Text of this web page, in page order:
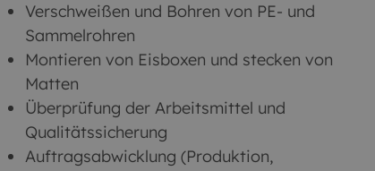
Verschweißen und Bohren von PE- und
Sammelrohren
Montieren von Eisboxen und stecken von
Matten
Überprüfung der Arbeitsmittel und
Qualitätssicherung
Auftragsabwicklung (Produktion,